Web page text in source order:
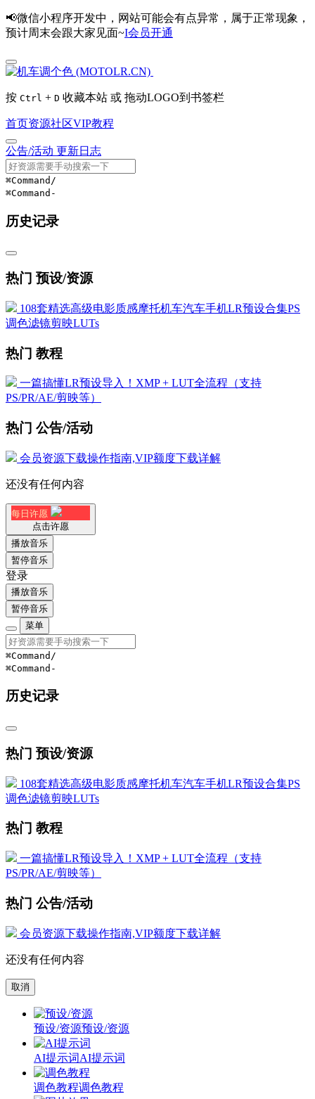
📢微信小程序开发中，网站可能会有点异常，属于正常现象，
预计周末会跟大家见面~I会员开通
按 Ctrl + D 收藏本站 或 拖动LOGO到书签栏
首页资源社区VIP教程
公告/活动 更新日志
⌘Command /
⌘Command -
历史记录
热门 预设/资源
108套精选高级电影质感摩托机车汽车手机LR预设合集PS
调色滤镜剪映LUTs
热门 教程
一篇搞懂LR预设导入！XMP + LUT全流程（支持
PS/PR/AE/剪映等）
热门 公告/活动
会员资源下载操作指南,VIP额度下载详解
还没有任何内容
每日许愿
点击许愿
播放音乐
暂停音乐
登录
播放音乐
暂停音乐
菜单
⌘Command /
⌘Command -
历史记录
热门 预设/资源
108套精选高级电影质感摩托机车汽车手机LR预设合集PS
调色滤镜剪映LUTs
热门 教程
一篇搞懂LR预设导入！XMP + LUT全流程（支持
PS/PR/AE/剪映等）
热门 公告/活动
会员资源下载操作指南,VIP额度下载详解
还没有任何内容
取消
预设/资源预设/资源
AI提示词AI提示词
调色教程调色教程